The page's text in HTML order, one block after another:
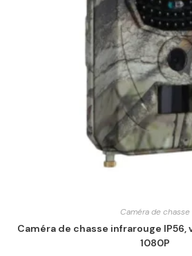
Caméra de chasse
Caméra de chasse infrarouge IP56,
1080P